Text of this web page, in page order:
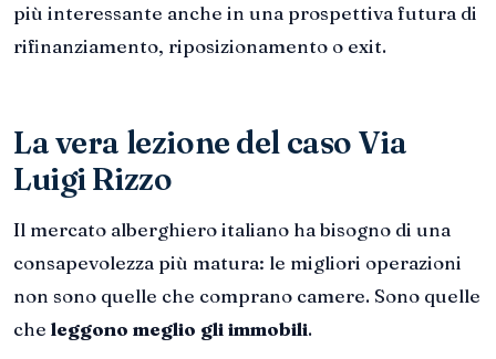
più interessante anche in una prospettiva futura di
rifinanziamento, riposizionamento o exit.
La vera lezione del caso Via
Luigi Rizzo
Il mercato alberghiero italiano ha bisogno di una
consapevolezza più matura: le migliori operazioni
non sono quelle che comprano camere. Sono quelle
che leggono meglio gli immobili.